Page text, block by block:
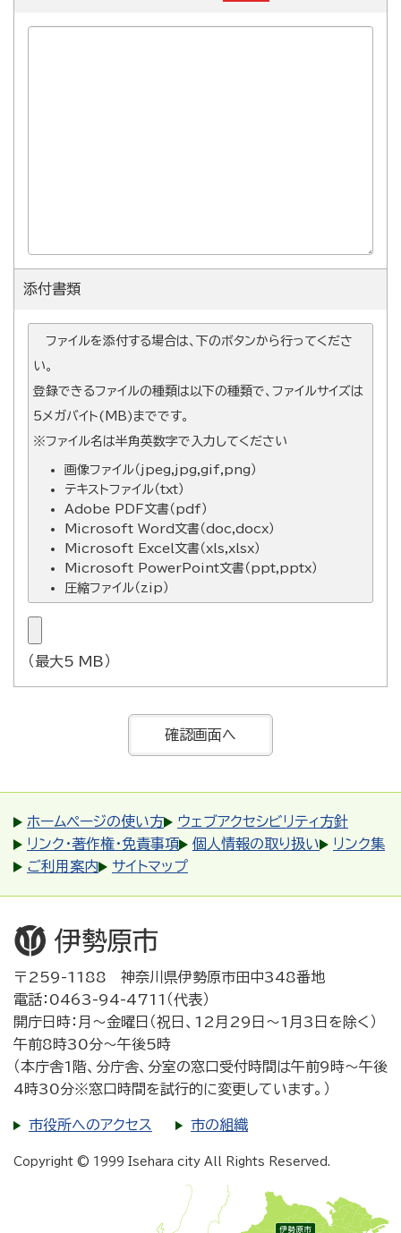
添付書類
ファイルを添付する場合は、下のボタンから行ってくださ
い。
登録できるファイルの種類は以下の種類で、ファイルサイズは
5メガバイト(MB)までです。
※ファイル名は半角英数字で入力してください
画像ファイル（jpeg,jpg,gif,png）
テキストファイル（txt）
Adobe PDF文書（pdf）
Microsoft Word文書（doc,docx）
Microsoft Excel文書（xls,xlsx）
Microsoft PowerPoint文書（ppt,pptx）
圧縮ファイル（zip）
（最大5 MB）
ホームページの使い方
ウェブアクセシビリティ方針
リンク・著作権・免責事項
個人情報の取り扱い
リンク集
ご利用案内
サイトマップ
〒259-1188 神奈川県伊勢原市田中348番地
電話：0463-94-4711（代表）
開庁日時：月～金曜日（祝日、12月29日～1月3日を除く）
午前8時30分～午後5時
（本庁舎1階、分庁舎、分室の窓口受付時間は午前9時～午後
4時30分※窓口時間を試行的に変更しています。）
市役所へのアクセス 市の組織
Copyright © 1999 Isehara city All Rights Reserved.